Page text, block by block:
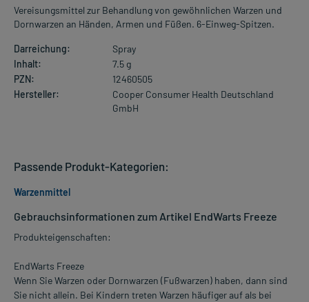
Vereisungsmittel zur Behandlung von gewöhnlichen Warzen und
Dornwarzen an Händen, Armen und Füßen. 6-Einweg-Spitzen.
Darreichung:
Spray
Inhalt:
7.5 g
PZN:
12460505
Hersteller:
Cooper Consumer Health Deutschland
GmbH
Gebrauchsinformationen zum Artikel EndWarts Freeze
Produkteigenschaften:
EndWarts Freeze
Wenn Sie Warzen oder Dornwarzen (Fußwarzen) haben, dann sind
Sie nicht allein. Bei Kindern treten Warzen häufiger auf als bei
Passende Produkt-Kategorien:
Warzenmittel